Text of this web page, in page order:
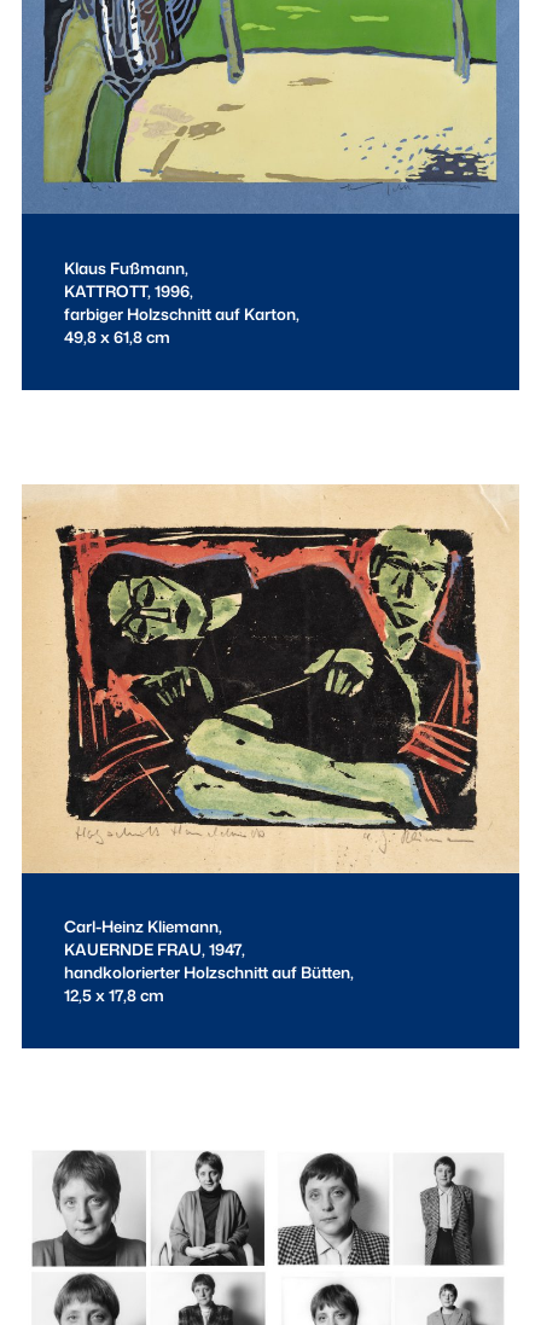
Klaus Fußmann,
KATTROTT, 1996,
farbiger Holzschnitt auf Karton,
49,8 x 61,8 cm
Carl-Heinz Kliemann,
KAUERNDE FRAU, 1947,
handkolorierter Holzschnitt auf Bütten,
12,5 x 17,8 cm